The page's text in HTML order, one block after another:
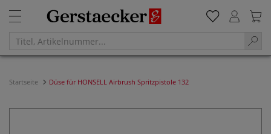
Startseite Düse für HONSELL Airbrush Spritzpistole 132